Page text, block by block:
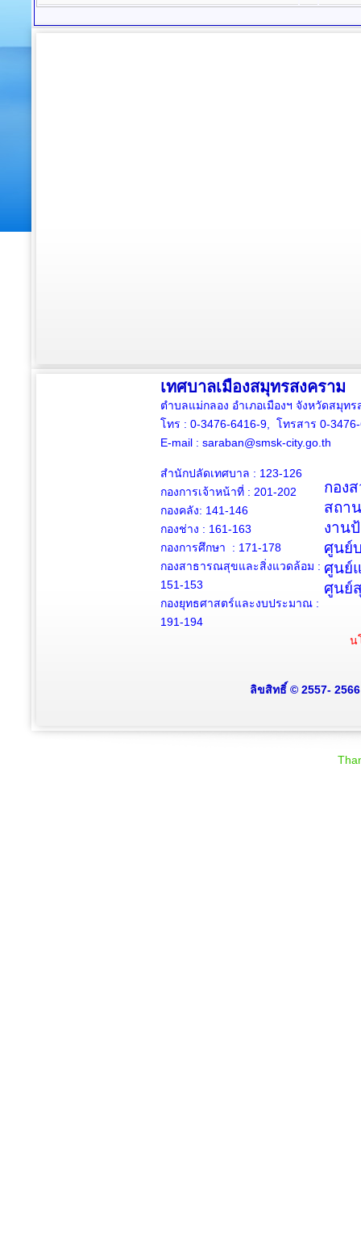
เทศบาลเมืองสมุทรสงคราม
ตำบลแม่กลอง อำเภอเมืองฯ จังหวัดสมุท
โทร : 0-3476-6416-9, โทรสาร 0-
E-mail : saraban@smsk-city.go.th
สำนักปลัดเทศบาล : 123-126
กองการเจ้าหน้าที่ : 201-202
กองคลัง: 141-146
กองช่าง : 161-163
กองการศึกษา : 171-178
กองสาธารณสุขและสิ่งแวดล้อม :
151-153
กองยุทธศาสตร์และงบประมาณ :
191-194
กอง
สถา
งาน
ศูนย์
ศูนย์
ศูนย์
น
ลิขสิทธิ์ © 2557-